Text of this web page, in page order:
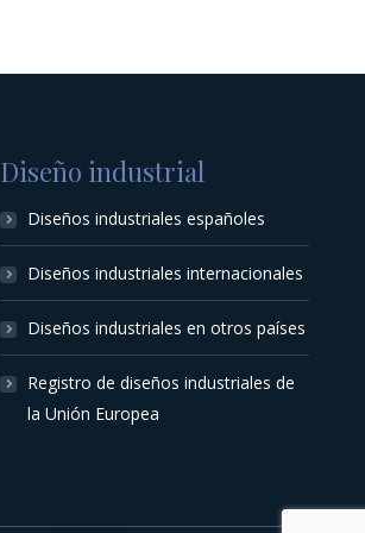
Diseño industrial
Diseños industriales españoles
Diseños industriales internacionales
Diseños industriales en otros países
Registro de diseños industriales de
la Unión Europea